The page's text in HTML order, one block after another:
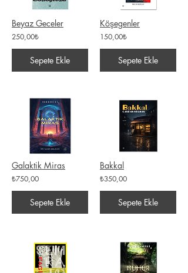
Beyaz Geceler
250,00₺
Sepete Ekle
Köşegenler
150,00₺
Sepete Ekle
Galaktik Miras
₺750,00
Sepete Ekle
Bakkal
₺350,00
Sepete Ekle